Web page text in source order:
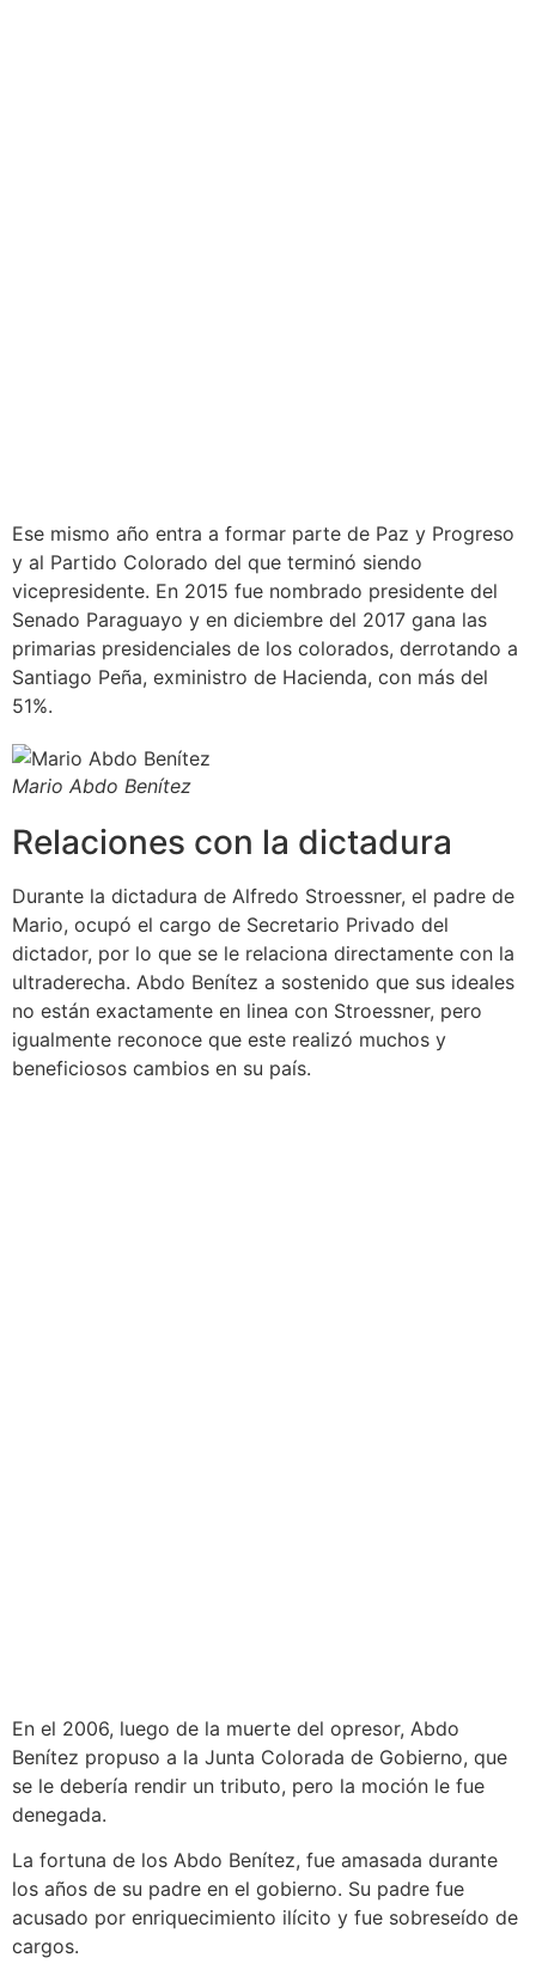
Ese mismo año entra a formar parte de Paz y Progreso
y al Partido Colorado del que terminó siendo
vicepresidente. En 2015 fue nombrado presidente del
Senado Paraguayo y en diciembre del 2017 gana las
primarias presidenciales de los colorados, derrotando a
Santiago Peña, exministro de Hacienda, con más del
51%.
Mario Abdo Benítez
Relaciones con la dictadura
Durante la dictadura de Alfredo Stroessner, el padre de
Mario, ocupó el cargo de Secretario Privado del
dictador, por lo que se le relaciona directamente con la
ultraderecha. Abdo Benítez a sostenido que sus ideales
no están exactamente en linea con Stroessner, pero
igualmente reconoce que este realizó muchos y
beneficiosos cambios en su país.
En el 2006, luego de la muerte del opresor, Abdo
Benítez propuso a la Junta Colorada de Gobierno, que
se le debería rendir un tributo, pero la moción le fue
denegada.
La fortuna de los Abdo Benítez, fue amasada durante
los años de su padre en el gobierno. Su padre fue
acusado por enriquecimiento ilícito y fue sobreseído de
cargos.